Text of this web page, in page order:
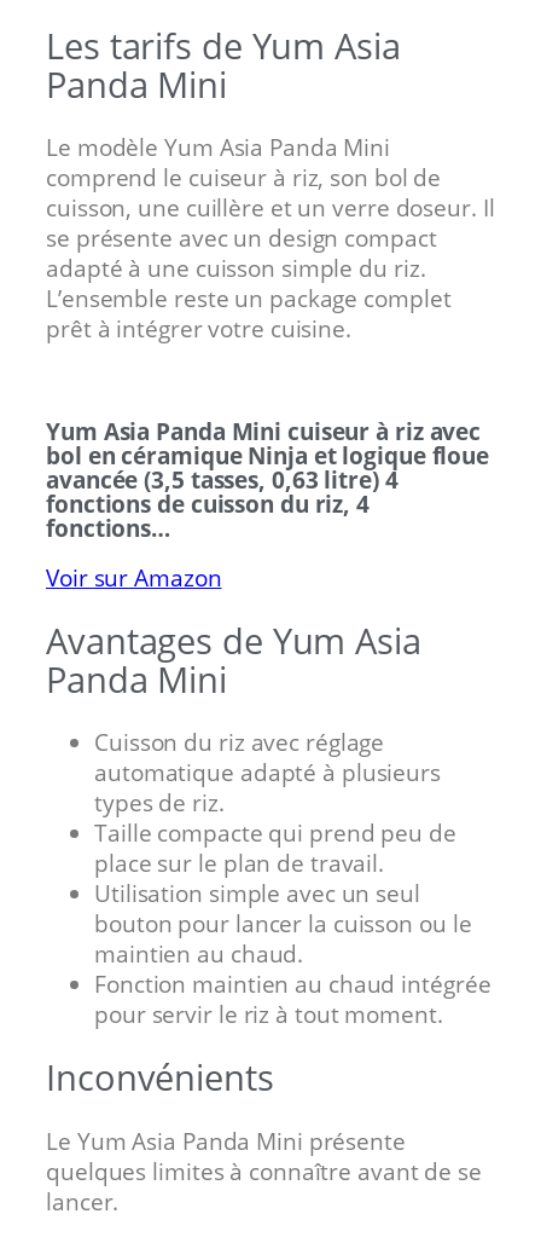
Les tarifs de Yum Asia
Panda Mini
Le modèle Yum Asia Panda Mini
comprend le cuiseur à riz, son bol de
cuisson, une cuillère et un verre doseur. Il
se présente avec un design compact
adapté à une cuisson simple du riz.
L’ensemble reste un package complet
prêt à intégrer votre cuisine.
Yum Asia Panda Mini cuiseur à riz avec
bol en céramique Ninja et logique floue
avancée (3,5 tasses, 0,63 litre) 4
fonctions de cuisson du riz, 4
fonctions…
Voir sur Amazon
Avantages de Yum Asia
Panda Mini
Cuisson du riz avec réglage
automatique adapté à plusieurs
types de riz.
Taille compacte qui prend peu de
place sur le plan de travail.
Utilisation simple avec un seul
bouton pour lancer la cuisson ou le
maintien au chaud.
Fonction maintien au chaud intégrée
pour servir le riz à tout moment.
Inconvénients
Le Yum Asia Panda Mini présente
quelques limites à connaître avant de se
lancer.